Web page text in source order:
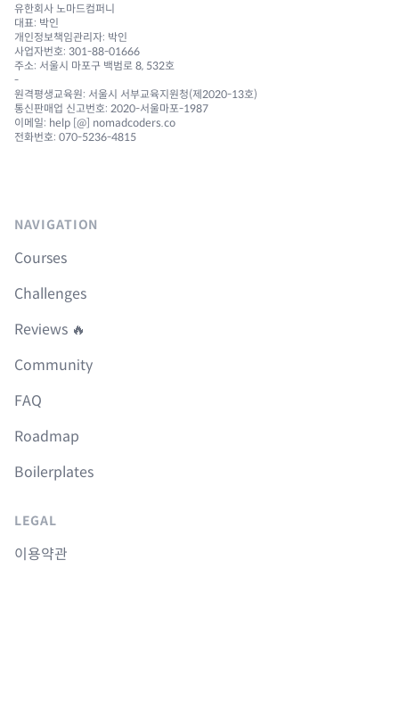
유한회사 노마드컴퍼니
대표: 박인
개인정보책임관리자: 박인
사업자번호: 301-88-01666
주소: 서울시 마포구 백범로 8, 532호
-
원격평생교육원: 서울시 서부교육지원청(제2020-13호)
통신판매업 신고번호: 2020-서울마포-1987
이메일: help [@] nomadcoders.co
전화번호: 070-5236-4815
NAVIGATION
Courses
Challenges
Reviews 🔥
Community
FAQ
Roadmap
Boilerplates
LEGAL
이용약관